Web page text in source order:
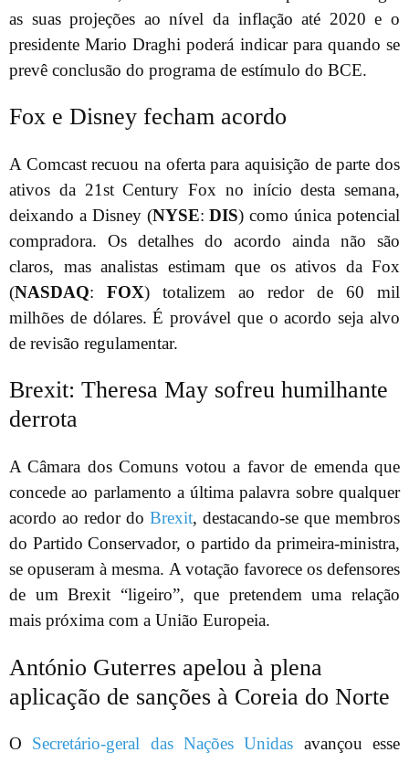
as suas projeções ao nível da inflação até 2020 e o
presidente Mario Draghi poderá indicar para quando se
prevê conclusão do programa de estímulo do BCE.
Fox e Disney fecham acordo
A Comcast recuou na oferta para aquisição de parte dos
ativos da 21st Century Fox no início desta semana,
deixando a Disney (NYSE:DIS) como única potencial
compradora. Os detalhes do acordo ainda não são
claros, mas analistas estimam que os ativos da Fox
(NASDAQ: FOX) totalizem ao redor de 60 mil
milhões de dólares. É provável que o acordo seja alvo
de revisão regulamentar.
Brexit: Theresa May sofreu humilhante
derrota
A Câmara dos Comuns votou a favor de emenda que
concede ao parlamento a última palavra sobre qualquer
acordo ao redor do Brexit, destacando-se que membros
do Partido Conservador, o partido da primeira-ministra,
se opuseram à mesma. A votação favorece os defensores
de um Brexit “ligeiro”, que pretendem uma relação
mais próxima com a União Europeia.
António Guterres apelou à plena
aplicação de sanções à Coreia do Norte
O Secretário-geral das Nações Unidas avançou esse